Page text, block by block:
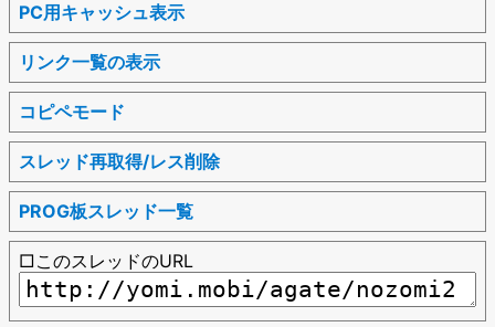
PC用キャッシュ表示
リンク一覧の表示
コピペモード
スレッド再取得/レス削除
PROG板スレッド一覧
□このスレッドのURL